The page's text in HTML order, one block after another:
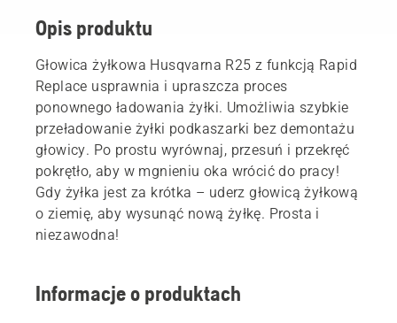
Opis produktu
Głowica żyłkowa Husqvarna R25 z funkcją Rapid
Replace usprawnia i upraszcza proces
ponownego ładowania żyłki. Umożliwia szybkie
przeładowanie żyłki podkaszarki bez demontażu
głowicy. Po prostu wyrównaj, przesuń i przekręć
pokrętło, aby w mgnieniu oka wrócić do pracy!
Gdy żyłka jest za krótka – uderz głowicą żyłkową
o ziemię, aby wysunąć nową żyłkę. Prosta i
niezawodna!
Informacje o produktach